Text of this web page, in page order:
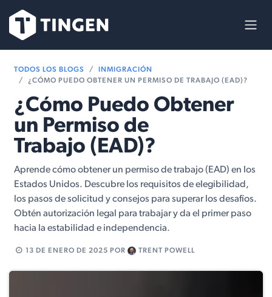
TODOS LOS BLOGS
INMIGRACIÓN
¿CÓMO PUEDO OBTENER UN PERMISO DE TRABAJO (EAD)?
¿Cómo Puedo Obtener
un Permiso de
Trabajo (EAD)?
Aprende cómo obtener un permiso de trabajo (EAD) en los
Estados Unidos. Descubre los requisitos de elegibilidad,
los pasos de solicitud y consejos para superar los desafíos.
Obtén autorización legal para trabajar y da el primer paso
hacia la estabilidad e independencia.
13 DE ENERO DE 2025 POR TRENT POWELL